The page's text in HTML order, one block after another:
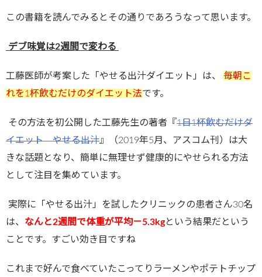
この書籍を読んでみるとその通りであろうなって思います。
デブ味覚は2週間で変わる
工藤医師が考案した「やせる出汁ダイエット」は、
毎朝こ
れを1 杯飲むだけのダイエット法です。
その方法を初公開した工藤先生の著者『 1日1杯飲むだけダ
イエット やせる出汁』（2019年5月、アスコム刊）は大
きな話題となり、簡単に無理せず健康的にやせられる方法
として注目を集めています。
実際に「やせる出汁」を試したクリニックの患者さん30名
は、 なんと2週間で体重が平均－5.3kgという結果だという
ことです。すごい効き目ですね
これまで好んで食べていたこってりラーメンやポテトチップ